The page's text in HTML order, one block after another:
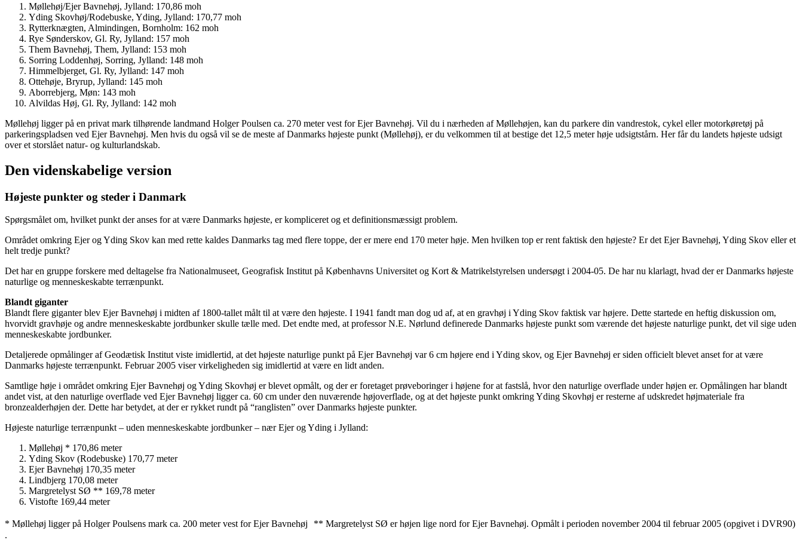
Møllehøj/Ejer Bavnehøj, Jylland: 170,86 moh
Yding Skovhøj/Rodebuske, Yding, Jylland: 170,77 moh
Rytterknægten, Almindingen, Bornholm: 162 moh
Rye Sønderskov, Gl. Ry, Jylland: 157 moh
Them Bavnehøj, Them, Jylland: 153 moh
Sorring Loddenhøj, Sorring, Jylland: 148 moh
Himmelbjerget, Gl. Ry, Jylland: 147 moh
Ottehøje, Bryrup, Jylland: 145 moh
Aborrebjerg, Møn: 143 moh
Alvildas Høj, Gl. Ry, Jylland: 142 moh
Møllehøj ligger på en privat mark tilhørende landmand Holger Poulsen ca. 270 meter vest for Ejer Bavnehøj. Vil du i nærheden af Møllehøjen, kan du parkere din vandrestok, cykel eller motorkøretøj på
parkeringspladsen ved Ejer Bavnehøj. Men hvis du også vil se de meste af Danmarks højeste punkt (Møllehøj), er du velkommen til at bestige det 12,5 meter høje udsigtstårn. Her får du landets højeste udsigt
over et storslået natur- og kulturlandskab.
Den videnskabelige version
Højeste punkter og steder i Danmark
Spørgsmålet om, hvilket punkt der anses for at være Danmarks højeste, er kompliceret og et definitionsmæssigt problem.
Området omkring Ejer og Yding Skov kan med rette kaldes Danmarks tag med flere toppe, der er mere end 170 meter høje. Men hvilken top er rent faktisk den højeste? Er det Ejer Bavnehøj, Yding Skov eller et
helt tredje punkt?
Det har en gruppe forskere med deltagelse fra Nationalmuseet, Geografisk Institut på Københavns Universitet og Kort & Matrikelstyrelsen undersøgt i 2004-05. De har nu klarlagt, hvad der er Danmarks højeste
naturlige og menneskeskabte terrænpunkt.
Blandt giganter
Blandt flere giganter blev Ejer Bavnehøj i midten af 1800-tallet målt til at være den højeste. I 1941 fandt man dog ud af, at en gravhøj i Yding Skov faktisk var højere. Dette startede en heftig diskussion om,
hvorvidt gravhøje og andre menneskeskabte jordbunker skulle tælle med. Det endte med, at professor N.E. Nørlund definerede Danmarks højeste punkt som værende det højeste naturlige punkt, det vil sige uden
menneskeskabte jordbunker.
Detaljerede opmålinger af Geodætisk Institut viste imidlertid, at det højeste naturlige punkt på Ejer Bavnehøj var 6 cm højere end i Yding skov, og Ejer Bavnehøj er siden officielt blevet anset for at være
Danmarks højeste terrænpunkt. Februar 2005 viser virkeligheden sig imidlertid at være en lidt anden.
Samtlige høje i området omkring Ejer Bavnehøj og Yding Skovhøj er blevet opmålt, og der er foretaget prøveboringer i højene for at fastslå, hvor den naturlige overflade under højen er. Opmålingen har blandt
andet vist, at den naturlige overflade ved Ejer Bavnehøj ligger ca. 60 cm under den nuværende højoverflade, og at det højeste punkt omkring Yding Skovhøj er resterne af udskredet højmateriale fra
bronzealderhøjen der. Dette har betydet, at der er rykket rundt på “ranglisten” over Danmarks højeste punkter.
Højeste naturlige terrænpunkt – uden menneskeskabte jordbunker – nær Ejer og Yding i Jylland:
Møllehøj * 170,86 meter
Yding Skov (Rodebuske) 170,77 meter
Ejer Bavnehøj 170,35 meter
Lindbjerg 170,08 meter
Margretelyst SØ ** 169,78 meter
Vistofte 169,44 meter
* Møllehøj ligger på Holger Poulsens mark ca. 200 meter vest for Ejer Bavnehøj ** Margretelyst SØ er højen lige nord for Ejer Bavnehøj. Opmålt i perioden november 2004 til februar 2005 (opgivet i DVR90)
.